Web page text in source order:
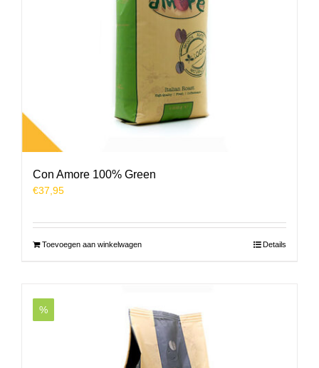
Con Amore 100% Green
€37,95
Toevoegen aan winkelwagen Details
%